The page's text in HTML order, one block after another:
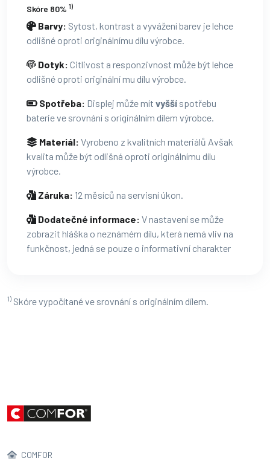
Skóre 80% 1)
Barvy: Sytost, kontrast a vyvážení barev je lehce
odlišné oproti originálnímu dílu výrobce.
Dotyk: Citlivost a responzivnost může být lehce
odlišné oproti originální mu dílu výrobce.
Spotřeba: Displej může mít vyšší spotřebu
baterie ve srovnání s originálním dílem výrobce.
Materiál: Vyrobeno z kvalitních materiálů Avšak
kvalita může být odlišná oproti originálnímu dílu
výrobce.
Záruka: 12 měsíců na servisní úkon.
Dodatečné informace: V nastavení se může
zobrazit hláška o neznámém dílu, která nemá vliv na
funkčnost, jedná se pouze o informativní charakter
1) Skóre vypočítané ve srovnání s originálním dílem.
COMFOR